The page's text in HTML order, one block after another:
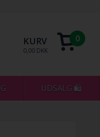
KURV
0,00 DKK
0
UDSALG 🛍